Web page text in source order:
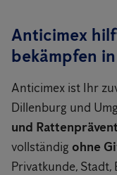
Anticimex
bekämpfen
Anticimex ist Ihr
Dillenburg und
und
vollständig ohne
Privatkunde,